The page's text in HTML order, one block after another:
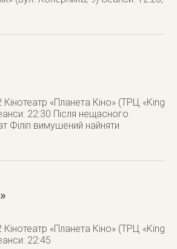
«Планета Кіно» (ТРЦ «King
22:30 Після нещасного
Філіп вимушений найняти
«Планета Кіно» (ТРЦ «King
22:45